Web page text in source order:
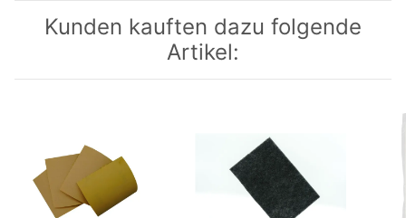
Kunden kauften dazu folgende
Artikel: